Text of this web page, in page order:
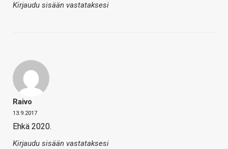
Kirjaudu sisään vastataksesi
Raivo
13.9.2017
Ehkä 2020.
Kirjaudu sisään vastataksesi